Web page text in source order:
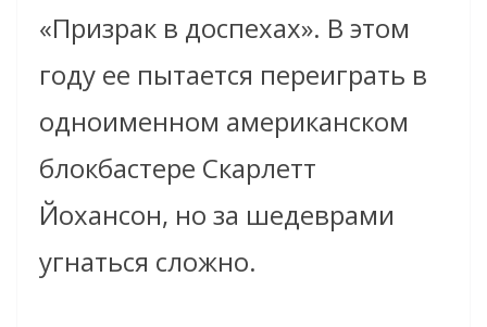
«Призрак в доспехах». В этом
году ее пытается переиграть в
одноименном американском
блокбастере Скарлетт
Йохансон, но за шедеврами
угнаться сложно.